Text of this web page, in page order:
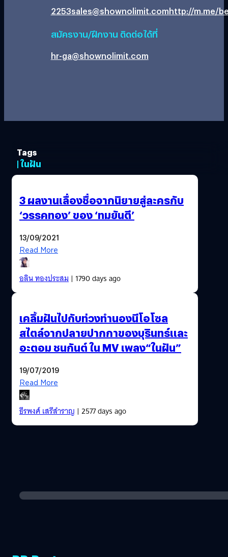
2253sales@shownolimit.comhttp://m.me/
สมัครงาน/ฝึกงาน ติดต่อได้ที่
hr-ga@shownolimit.com
Tags
| ในฝัน
3 ผลงานเลื่องชื่อจากนิยายสู่ละครกับ
‘วรรคทอง’ ของ ‘ทมยันตี’
13/09/2021
Read More
อลิน ทองประสม| 1790 days ago
เคลิ้มฝันไปกับท่วงทำนองนีโอโซล
สไตล์จากปลายปากกาของบุรินทร์และ
อะตอม ชนกันต์ ใน MV เพลง“ในฝัน”
19/07/2019
Read More
ธีรพงศ์ เสรีสำราญ | 2577 days ago